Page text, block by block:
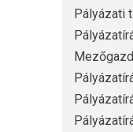
Pályázati